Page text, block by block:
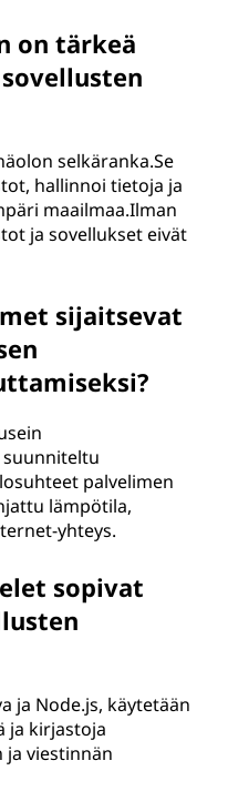
on tärkeä
selkäranka.Se
hallinnoi tietoja ja
maailmaa.Ilman
ja sovellukset eivät
sijaitsevat
palvelimen
lämpötila,
yhteys.
sopivat
ja Node.js, käytetään
ja kirjastoja
ja viestinnän